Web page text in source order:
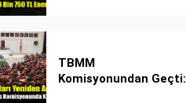
TBMM
Komisyonundan Geçti: